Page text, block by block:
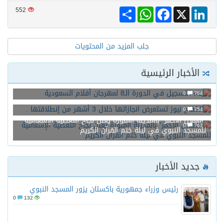
552 Share
WhatsAppFacebook X
LinkedIn
جلب المزيد من المحتويات
الأخبار الرئيسية
754
0
بدء التسجيل في الدورة الـ8 لمهرجان أفلام السعودية
754
0
الكفاح نيوز تستعرض انجازاتها خلال 3 أشهر من إنطلاقتها .
767
0
“الهلال الأحمر” بالمدينة المنورة يعلن نجاح التغطية الإسعافية
للمسجد النبوي في ليلة ختم القرآن الكريم
جديد الأخبار
رئيس وزراء جمهورية باكستان يزور المسجد النبوي
132